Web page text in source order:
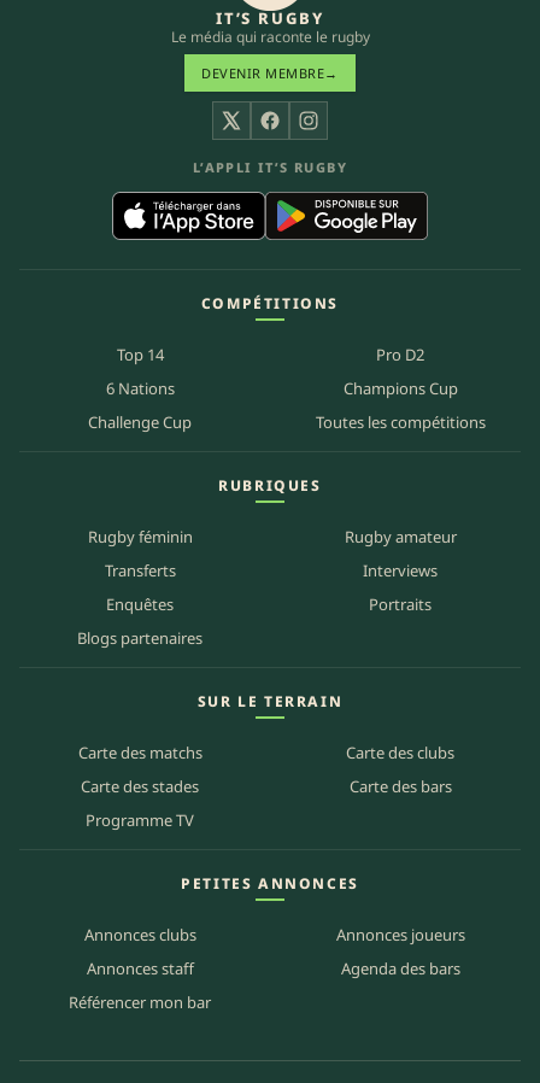
IT’S RUGBY
Le média qui raconte le rugby
DEVENIR MEMBRE→
X FacebookInstagram
L’APPLI IT’S RUGBY
COMPÉTITIONS
Top 14
Pro D2
6 Nations
Champions Cup
Challenge Cup
Toutes les compétitions
RUBRIQUES
Rugby féminin
Rugby amateur
Transferts
Interviews
Enquêtes
Portraits
Blogs partenaires
SUR LE TERRAIN
Carte des matchs
Carte des clubs
Carte des stades
Carte des bars
Programme TV
PETITES ANNONCES
Annonces clubs
Annonces joueurs
Annonces staff
Agenda des bars
Référencer mon bar